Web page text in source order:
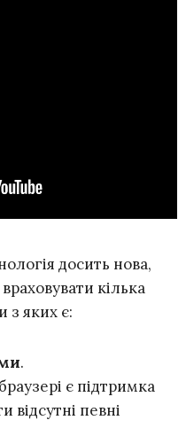
досить нова,
кілька
з яких є:
.
є підтримка
відсутні певні